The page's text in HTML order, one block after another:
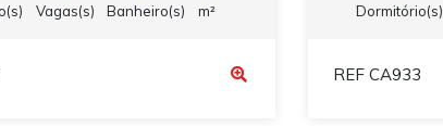
Vagas(s)
Banheiro(s)
m²
Dormitório(s)
REF CA933